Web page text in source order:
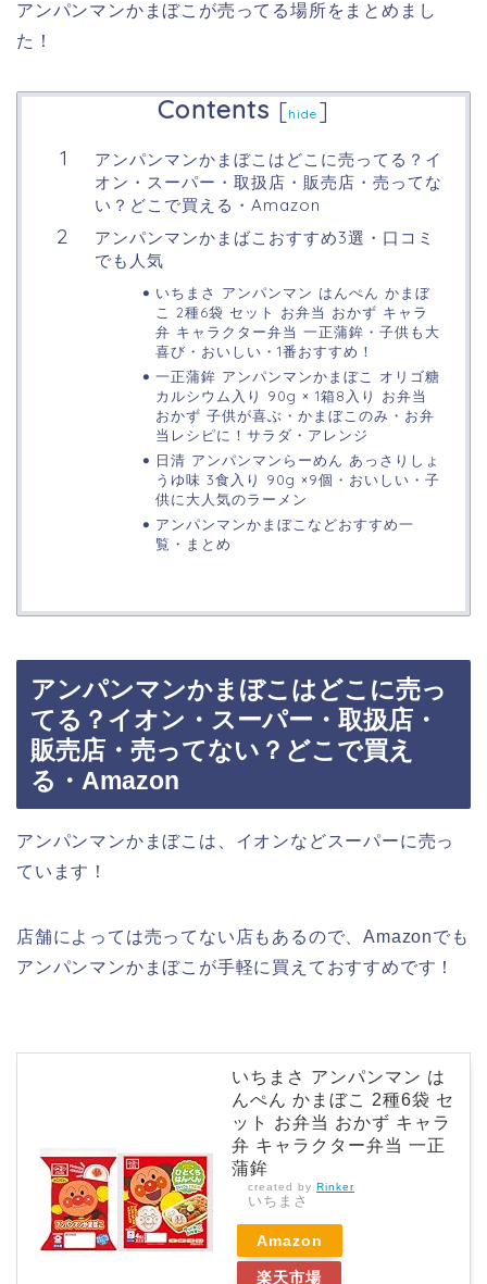
アンパンマンかまぼこが売ってる場所をまとめまし
た！
Contents [hide ]
アンパンマンかまぼこはどこに売ってる？イ
オン・スーパー・取扱店・販売店・売ってな
い？どこで買える・Amazon
アンパンマンかまばこおすすめ3選・口コミ
でも人気
いちまさ アンパンマン はんぺん かまぼ
こ 2種6袋 セット お弁当 おかず キャラ
弁 キャラクター弁当 一正蒲鉾・子供も大
喜び・おいしい・1番おすすめ！
一正蒲鉾 アンパンマンかまぼこ オリゴ糖
カルシウム入り 90g × 1箱8入り お弁当
おかず 子供が喜ぶ・かまぼこのみ・お弁
当レシピに！サラダ・アレンジ
日清 アンパンマンらーめん あっさりしょ
うゆ味 3食入り 90g ×9個・おいしい・子
供に大人気のラーメン
アンパンマンかまぼこなどおすすめ一
覧・まとめ
アンパンマンかまぼこはどこに売っ
てる？イオン・スーパー・取扱店・
販売店・売ってない？どこで買え
る・Amazon
アンパンマンかまぼこは、イオンなどスーパーに売っ
ています！
店舗によっては売ってない店もあるので、Amazonでも
アンパンマンかまぼこが手軽に買えておすすめです！
いちまさ アンパンマン は
んぺん かまぼこ 2種6袋 セ
ット お弁当 おかず キャラ
弁 キャラクター弁当 一正
蒲鉾
created by Rinker
いちまさ
Amazon
楽天市場